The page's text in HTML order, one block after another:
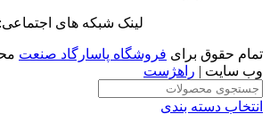
لینک شبکه های اجتماعی:
تمام حقوق برای فروشگاه پاسارگاد صنعت
وب سایت | راهژست
انتخاب دسته بندی